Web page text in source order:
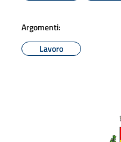
Argomenti:
Lavoro